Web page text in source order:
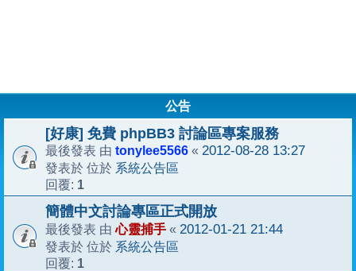
公告
[好康] 免費 phpBB3 討論區專案服務
最後發表 由 tonylee5566 « 2012-08-28 13:27
發表於 位於 系統公告區
回覆: 1
簡體中文討論專區正式開放
最後發表 由心靈捕手 « 2012-01-21 21:44
發表於 位於 系統公告區
回覆: 1